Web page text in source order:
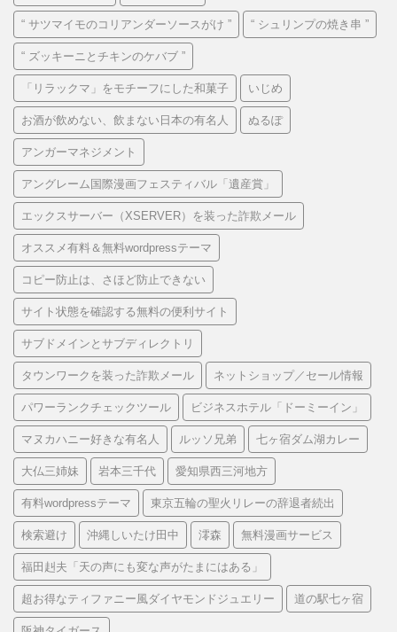
“ サツマイモのコリアンダーソースがけ ” “ シュリンプの焼き串 ”
“ ズッキーニとチキンのケバブ ”
「リラックマ」をモチーフにした和菓子 いじめ
お酒が飲めない、飲まない日本の有名人 ぬるぽ
アンガーマネジメント
アングレーム国際漫画フェスティバル「遺産賞」
エックスサーバー（XSERVER）を装った詐欺メール
オススメ有料＆無料wordpressテーマ
コピー防止は、さほど防止できない
サイト状態を確認する無料の便利サイト
サブドメインとサブディレクトリ
タウンワークを装った詐欺メール ネットショップ／セール情報
パワーランクチェックツール ビジネスホテル「ドーミーイン」
マヌカハニー好きな有名人 ルッソ兄弟 七ヶ宿ダム湖カレー
大仏三姉妹 岩本三千代 愛知県西三河地方
有料wordpressテーマ 東京五輪の聖火リレーの辞退者続出
検索避け 沖縄しいたけ田中 澪森 無料漫画サービス
福田赳夫「天の声にも変な声がたまにはある」
超お得なティファニー風ダイヤモンドジュエリー 道の駅七ヶ宿